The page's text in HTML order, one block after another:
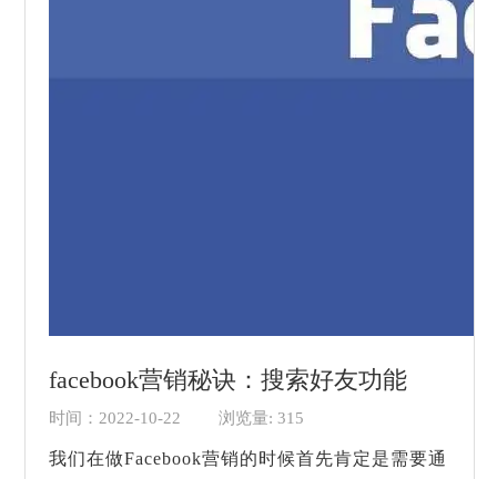
facebook营销秘诀：搜索好友功能
时间：2022-10-22 浏览量: 315
我们在做Facebook营销的时候首先肯定是需要通